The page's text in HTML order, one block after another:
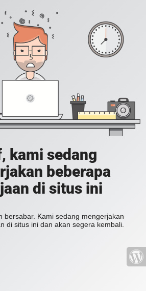
kami sedang
beberapa
di situs ini
bersabar. Kami sedang mengerjakan
di situs ini dan akan segera kembali.